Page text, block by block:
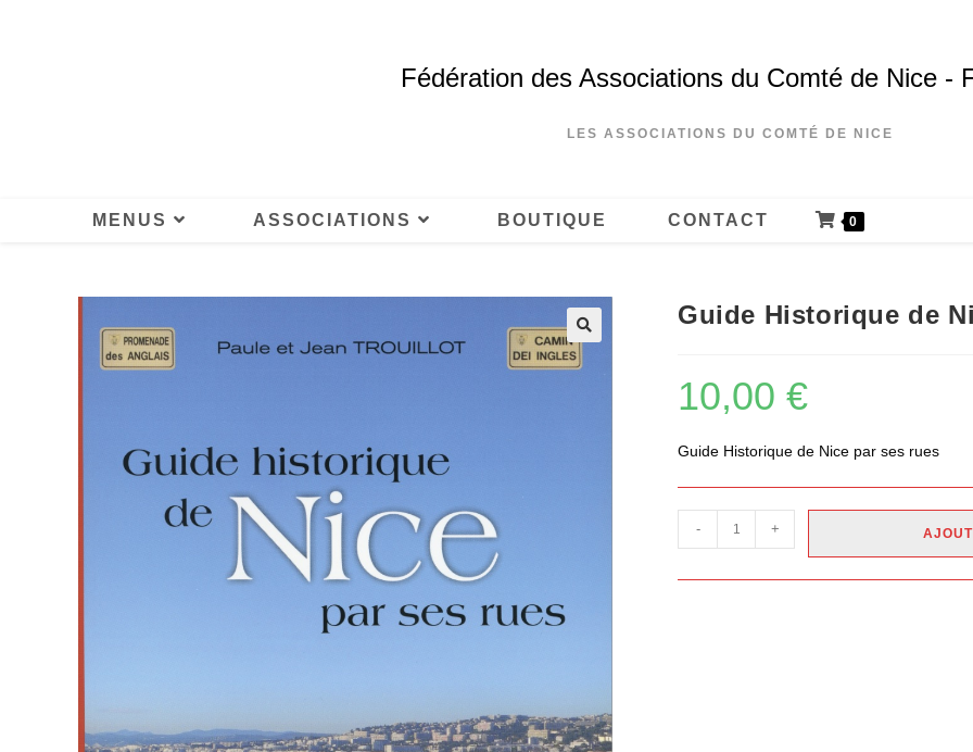
Fédération des Associations du Comté de Nice -
LES ASSOCIATIONS DU COMTÉ DE NICE
MENUS ASSOCIATIONS BOUTIQUE CONTACT 0
Guide Historique de
10,00 €
Guide Historique de Nice par ses rues
- +